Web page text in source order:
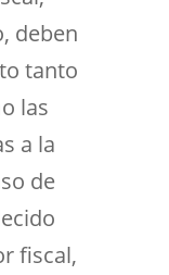
deben
tanto
las
a la
de
fiscal,